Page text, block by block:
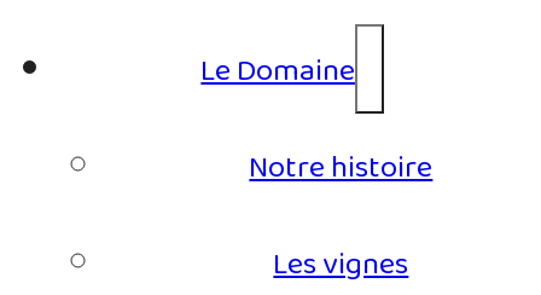
Le Domaine
Notre histoire
Les vignes